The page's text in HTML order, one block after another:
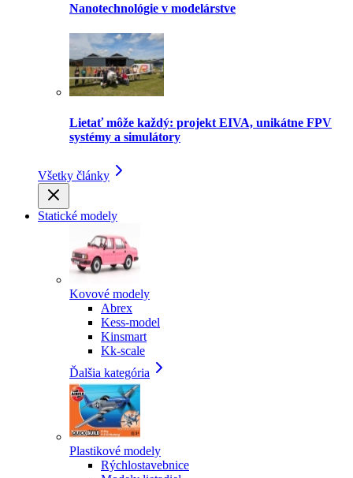
Nanotechnológie v modelárstve
Lietať môže každý: projekt EIVA, unikátne FPV
systémy a simulátory
Všetky články
Statické modely
Kovové modely
Abrex
Kess-model
Kinsmart
Kk-scale
Ďalšia kategória
Plastikové modely
Rýchlostavebnice